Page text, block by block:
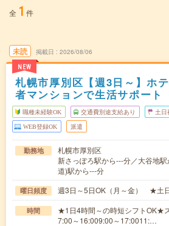
全 1 件
未読
NEW
掲載日 2026/08/06
札幌市厚別区【週3日～】ホ
者マンションで生活サポート
職種未経験OK 交通費別途支給あり 土日
WEB登録OK 派遣
勤務地
札幌市厚別区
新さっぽろ駅から---分／大谷地
道)駅から---分
曜日頻度 週3日～5日OK（月～金） ★土
時間
★1日4時間～の時短シフトOK★
7:00～16:009:00～17:0011:…